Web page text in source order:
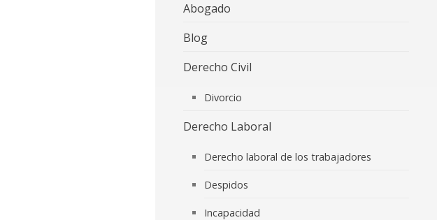
Abogado
Blog
Derecho Civil
Divorcio
Derecho Laboral
Derecho laboral de los trabajadores
Despidos
Incapacidad